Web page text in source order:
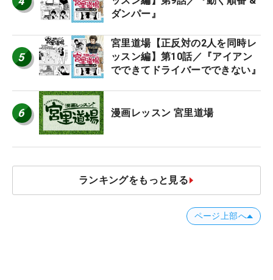
ダンパー』
5
宮里道場【正反対の2人を同時レ
ッスン編】第10話／『アイアン
でできてドライバーでできない』
6 漫画レッスン 宮里道場
ランキングをもっと見る
ページ上部へ